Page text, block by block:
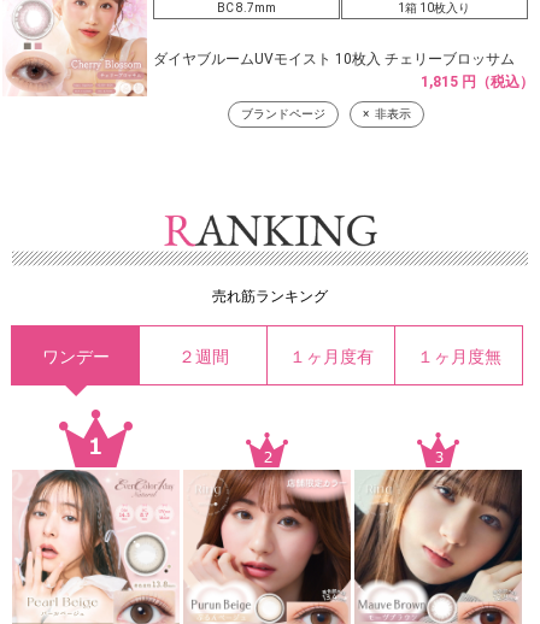
BC 8.7mm
1箱 10枚入り
ダイヤブルームUVモイスト 10枚入 チェリーブロッサム
1,815 円（税込）
ブランドページ 非表示
売れ筋ランキング
ワンデー ２週間 １ヶ月度有 １ヶ月度無